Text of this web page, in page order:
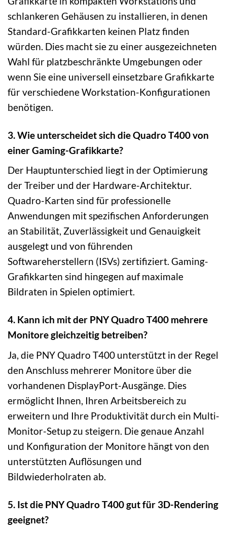
schlankeren Gehäusen zu installieren, in denen
Standard-Grafikkarten keinen Platz finden
würden. Dies macht sie zu einer ausgezeichneten
Wahl für platzbeschränkte Umgebungen oder
wenn Sie eine universell einsetzbare Grafikkarte
für verschiedene Workstation-Konfigurationen
benötigen.
3. Wie unterscheidet sich die Quadro T400 von
einer Gaming-Grafikkarte?
Der Hauptunterschied liegt in der Optimierung
der Treiber und der Hardware-Architektur.
Quadro-Karten sind für professionelle
Anwendungen mit spezifischen Anforderungen
an Stabilität, Zuverlässigkeit und Genauigkeit
ausgelegt und von führenden
Softwareherstellern (ISVs) zertifiziert. Gaming-
Grafikkarten sind hingegen auf maximale
Bildraten in Spielen optimiert.
4. Kann ich mit der PNY Quadro T400 mehrere
Monitore gleichzeitig betreiben?
Ja, die PNY Quadro T400 unterstützt in der Regel
den Anschluss mehrerer Monitore über die
vorhandenen DisplayPort-Ausgänge. Dies
ermöglicht Ihnen, Ihren Arbeitsbereich zu
erweitern und Ihre Produktivität durch ein Multi-
Monitor-Setup zu steigern. Die genaue Anzahl
und Konfiguration der Monitore hängt von den
unterstützten Auflösungen und
Bildwiederholraten ab.
5. Ist die PNY Quadro T400 gut für 3D-Rendering
geeignet?